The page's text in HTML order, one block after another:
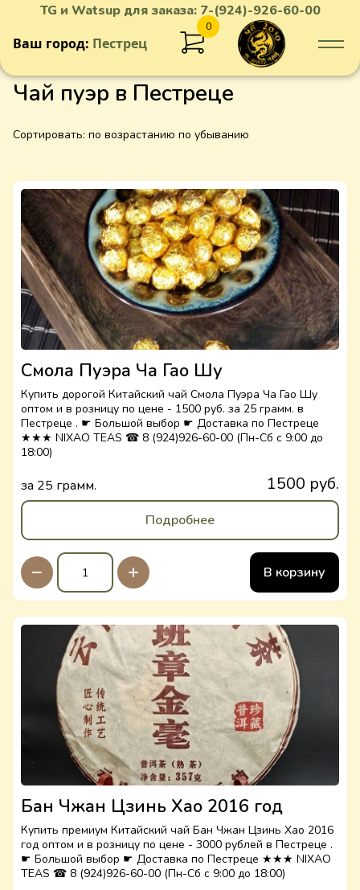
TG и Watsup для заказа: 7-(924)-926-60-00
Ваш город: Пестрец
0
Чай пуэр в Пестреце
Сортировать: по возрастанию по убыванию
Смола Пуэра Ча Гао Шу
Купить дорогой Китайский чай Смола Пуэра Ча Гао Шу
оптом и в розницу по цене - 1500 руб. за 25 грамм. в
Пестреце . ☛ Большой выбор ☛ Доставка по Пестреце
★★★ NIXAO TEAS ☎ 8 (924)926-60-00 (Пн-Сб с 9:00 до
18:00)
за 25 грамм. 1500 руб.
Подробнее
В корзину
Бан Чжан Цзинь Хао 2016 год
Купить премиум Китайский чай Бан Чжан Цзинь Хао 2016
год оптом и в розницу по цене - 3000 рублей в Пестреце .
☛ Большой выбор ☛ Доставка по Пестреце ★★★ NIXAO
TEAS ☎ 8 (924)926-60-00 (Пн-Сб с 9:00 до 18:00)